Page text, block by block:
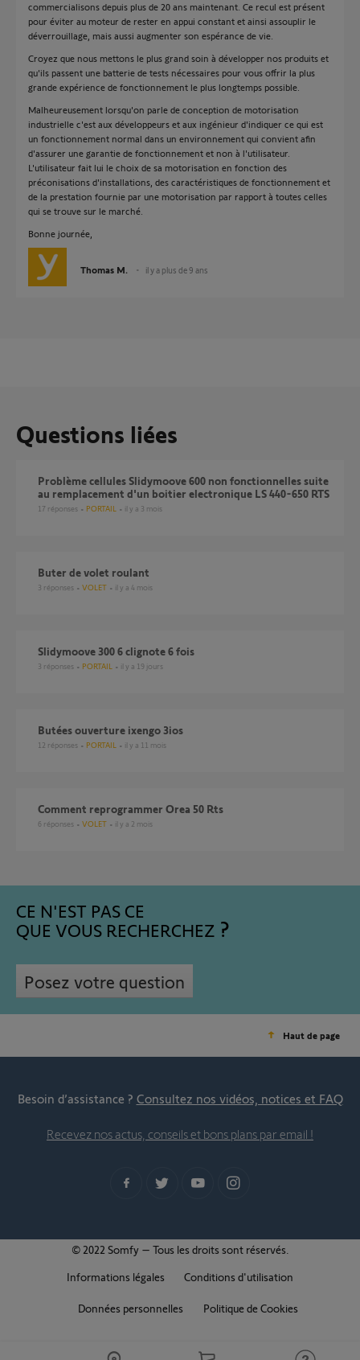
commercialisons depuis plus de 20 ans maintenant. Ce recul est présent
pour éviter au moteur de rester en appui constant et ainsi assouplir le
déverrouillage, mais aussi augmenter son espérance de vie.
Croyez que nous mettons le plus grand soin à développer nos produits et
qu'ils passent une batterie de tests nécessaires pour vous offrir la plus
grande expérience de fonctionnement le plus longtemps possible.
Malheureusement lorsqu'on parle de conception de motorisation
industrielle c'est aux développeurs et aux ingénieur d'indiquer ce qui est
un fonctionnement normal dans un environnement qui convient afin
d'assurer une garantie de fonctionnement et non à l'utilisateur.
L'utilisateur fait lui le choix de sa motorisation en fonction des
préconisations d'installations, des caractéristiques de fonctionnement et
de la prestation fournie par une motorisation par rapport à toutes celles
qui se trouve sur le marché.
Bonne journée,
Thomas M. il y a plus de 9 ans
Questions liées
Problème cellules Slidymoove 600 non fonctionnelles suite
au remplacement d'un boitier electronique LS 440-650 RTS
17 réponses PORTAIL il y a 3 mois
Buter de volet roulant
3 réponses VOLET il y a 4 mois
slidymoove 300 6 clignote 6 fois
3 réponses PORTAIL il y a 19 jours
butées ouverture ixengo 3ios
12 réponses PORTAIL il y a 11 mois
comment reprogrammer Orea 50 Rts
6 réponses VOLET il y a 2 mois
CE N'EST PAS CE
QUE VOUS RECHERCHEZ
Posez votre question
Haut de page
Besoin d’assistance ? Consultez nos vidéos, notices et FAQ
Recevez nos actus, conseils et bons plans par email !
© 2022 Somfy – Tous les droits sont réservés.
Informations légales
Conditions d'utilisation
Données personnelles Politique de Cookies